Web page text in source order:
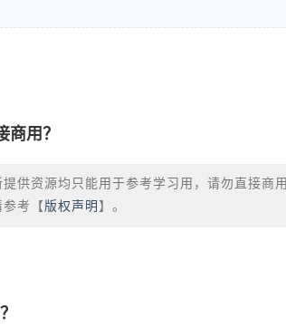
用？
供资源均只能用于参考学习用，请勿直接商
考【 版权声明 】。